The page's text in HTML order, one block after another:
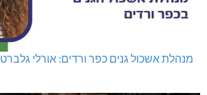
מנהלת אשכול גנים כפר ורדים: אורלי גלברט